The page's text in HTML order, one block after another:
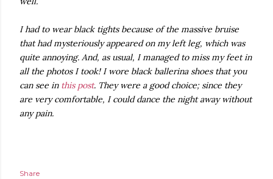
I had to wear black tights because of the massive bruise
that had mysteriously appeared on my left leg, which was
quite annoying. And, as usual, I managed to miss my feet in
all the photos I took! I wore black ballerina shoes that you
can see in this post. They were a good choice; since they
are very comfortable, I could dance the night away without
any pain.
Share